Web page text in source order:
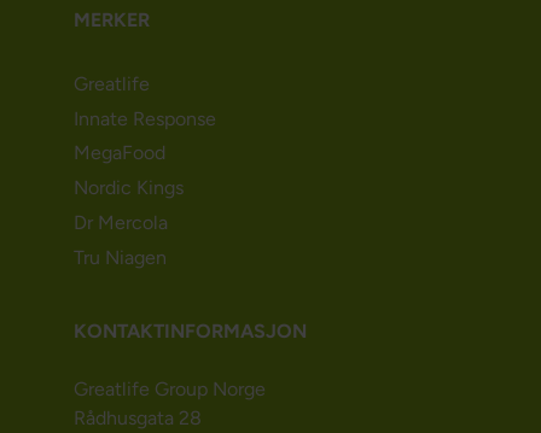
MERKER
Greatlife
Innate Response
MegaFood
Nordic Kings
Dr Mercola
Tru Niagen
KONTAKTINFORMASJON
Greatlife Group Norge
Rådhusgata 28